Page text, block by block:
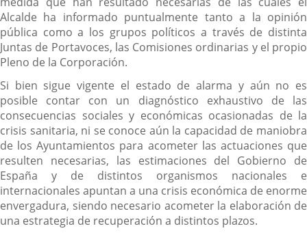
Alcalde ha informado puntualmente tanto a la opinión
pública como a los grupos políticos a través de distinta
Juntas de Portavoces, las Comisiones ordinarias y el propio
Pleno de la Corporación.
Si bien sigue vigente el estado de alarma y aún no es
posible contar con un diagnóstico exhaustivo de las
consecuencias sociales y económicas ocasionadas de la
crisis sanitaria, ni se conoce aún la capacidad de maniobra
de los Ayuntamientos para acometer las actuaciones que
resulten necesarias, las estimaciones del Gobierno de
España y de distintos organismos nacionales e
internacionales apuntan a una crisis económica de enorme
envergadura, siendo necesario acometer la elaboración de
una estrategia de recuperación a distintos plazos.